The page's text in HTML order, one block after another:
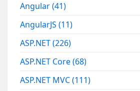
Angular(41)
AngularJS(11)
ASP.NET(226)
ASP.NET Core(68)
ASP.NET MVC(111)